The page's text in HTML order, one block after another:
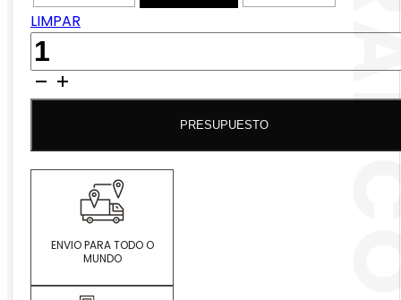
LIMPAR
QUANTIDADE
DE
NORWICH
PRESUPUESTO
ENVIO PARA TODO O
MUNDO